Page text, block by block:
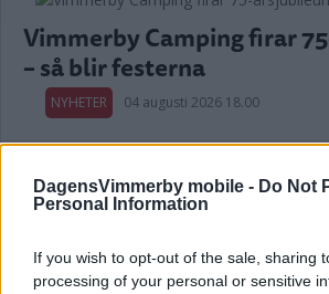
DagensVimmerby mobile - Do Not
Personal Information
If you wish to opt-out of the sale, sharing
processing of your personal or sensitive
Vimmerby Camping firar
– så blir festerna
NYHETER 04 augusti 2026 18.00